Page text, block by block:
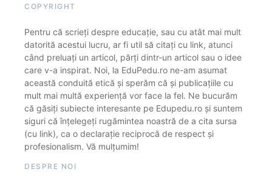
COPYRIGHT
Pentru că scrieți despre educație, sau cu atât mai mult
datorită acestui lucru, ar fi util să citați cu link, atunci
când preluați un articol, părți dintr-un articol sau o idee
care v-a inspirat. Noi, la EduPedu.ro ne-am asumat
această conduită etică și sperăm că și publicațiile cu
mult mai multă experiență vor face la fel. Ne bucurăm
că găsiți subiecte interesante pe Edupedu.ro și suntem
siguri că înțelegeți rugămintea noastră de a cita sursa
(cu link), ca o declarație reciprocă de respect și
profesionalism. Vă mulțumim!
DESPRE NOI